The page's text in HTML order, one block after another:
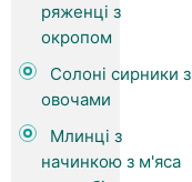
ряженці з
окропом
Солоні сирники з
овочами
Млинці з
начинкою з м'яса